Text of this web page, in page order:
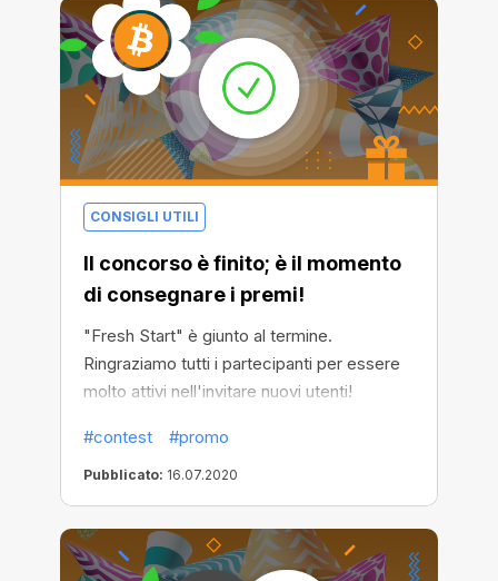
CONSIGLI UTILI
Il concorso è finito; è il momento
di consegnare i premi!
"Fresh Start" è giunto al termine.
Ringraziamo tutti i partecipanti per essere
molto attivi nell'invitare nuovi utenti!
della campagna!
#contest #promo
Pubblicato: 16.07.2020